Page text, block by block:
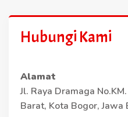
Hubungi Kami
Alamat
Jl. Raya Dramaga
Barat, Kota Bogor,